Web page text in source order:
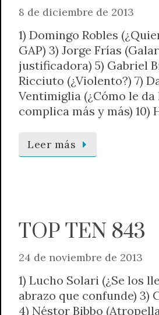
8 de diciembre de 2013
1) Domingo Robles
GAP) 3) Jorge Frías
justificadora) 5) Gabriel
Ricciuto (¿Violento?) 7)
Ventimiglia (¿Cómo le
complica más y más) 10)
Leer más
TOP TEN 843
24 de noviembre de 2013
1) Lucho Solari (¿Se los
abrazo que confunde) 3)
4) Néstor Bibbo